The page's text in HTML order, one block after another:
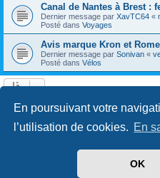
En poursuivant votre
l’utilisation de cookies. En
OK
Canal de Nantes à Brest :
Dernier message par XavTC64 «
Posté dans Voyages
Avis marque Kron et
Dernier message par Sonivan «
Posté dans Vélos
602 résultats trouvés 1
phpBB ®